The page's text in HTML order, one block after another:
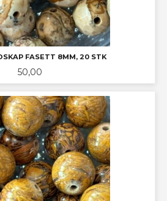
FASETT 8MM, 20 STK
Pris
50,00